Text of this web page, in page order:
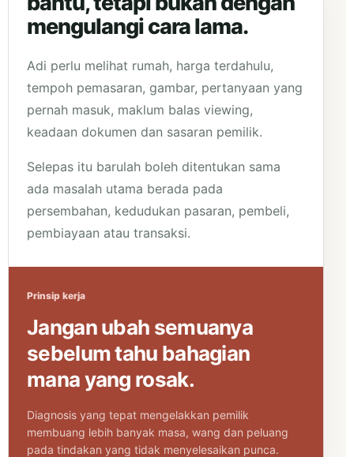
mengulangi cara lama.
Adi perlu melihat rumah, harga terdahulu,
tempoh pemasaran, gambar, pertanyaan yang
pernah masuk, maklum balas viewing,
keadaan dokumen dan sasaran pemilik.
Selepas itu barulah boleh ditentukan sama
ada masalah utama berada pada
persembahan, kedudukan pasaran, pembeli,
pembiayaan atau transaksi.
Prinsip kerja
Jangan ubah semuanya
sebelum tahu bahagian
mana yang rosak.
Diagnosis yang tepat mengelakkan pemilik
membuang lebih banyak masa, wang dan peluang
pada tindakan yang tidak menyelesaikan punca.